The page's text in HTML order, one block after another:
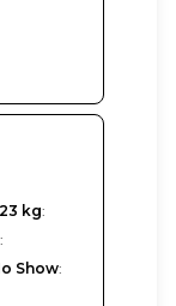
kg:
:
Show: